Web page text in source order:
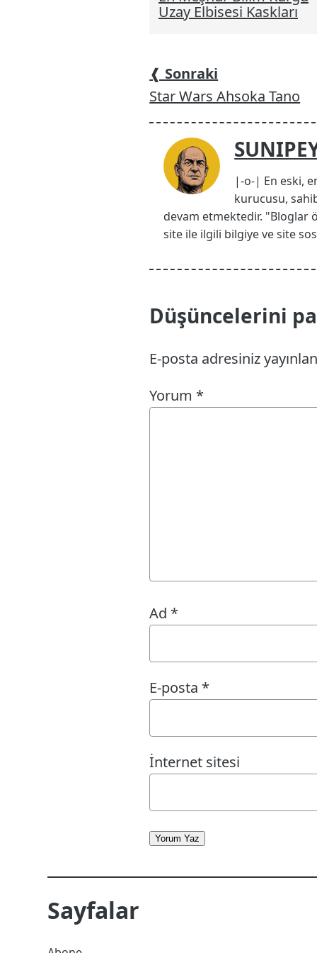
Uzay Elbisesi Kaskları
❰ Sonraki
Star Wars Ahsoka Tano
|-o-| En eski,
kurucusu,
devam etmektedir. "Bloglar
site ile ilgili bilgiye ve site
Düşüncelerini
E-posta adresiniz
Yorum *
Ad *
E-posta *
İnternet sitesi
Yorum Yaz
Sayfalar